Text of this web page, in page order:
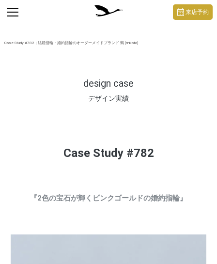
Case Study #782 | 結婚指輪・婚約指輪のオーダーメイドブランド 鶴 (mikoto)
design case
デザイン実績
toggle
navigation
来店予約
Case Study #782
『2色の宝石が輝くピンクゴールドの婚約指輪』